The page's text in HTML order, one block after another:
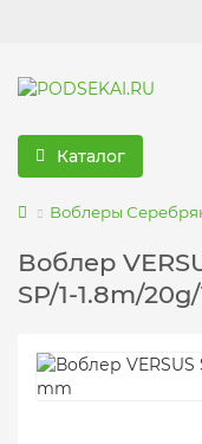
Каталог
Воблеры
Воблер
SP/1-1.8m/